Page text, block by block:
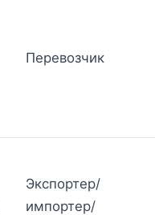
Перевозчик
Экспортер/
импортер/